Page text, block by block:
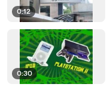
0:12
0:30